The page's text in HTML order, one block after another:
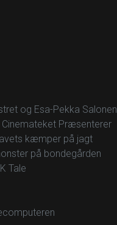
og Esa-Pekka Salonen
Præsenterer
kæmper på jagt
på bondegården
Tale